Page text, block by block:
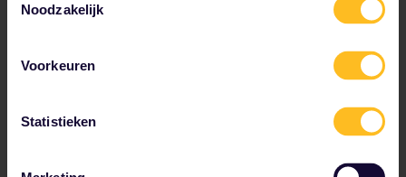
Noodzakelijk
Voorkeuren
Statistieken